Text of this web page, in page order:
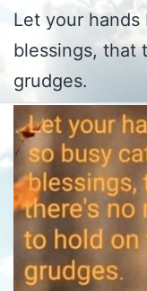
Let your
blessings, that
grudges.